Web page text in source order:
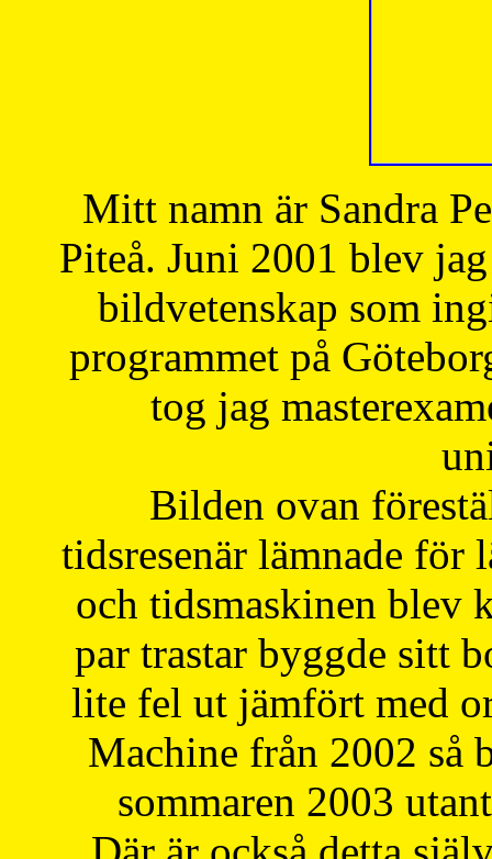
Mitt namn är Sandra
Piteå. Juni 2001 blev
bildvetenskap som
programmet på
tog jag
Bilden ovan
tidsresenär lämnade för
och tidsmaskinen blev
par trastar byggde sitt
lite fel ut jämfört med
Machine från 2002 så
sommaren 2003